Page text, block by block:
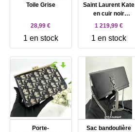
Toile Grise
28,99 €
1 en stock
Saint Laurent Kate
en cuir noir
embossé
spéciale Noël 2023
1 219,99 €
1 en stock
Porte-
Sac bandoulière